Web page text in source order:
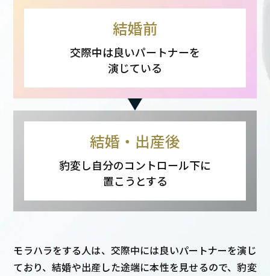
結婚前
交際中は良いパートナーを
演じている
結婚・出産後
豹変し自分のコントロール下に
置こうとする
モラハラをする人は、交際中には良いパートナーを演じ
ており、結婚や出産した途端に本性を見せるので、豹変